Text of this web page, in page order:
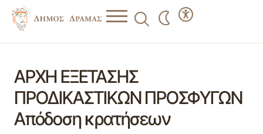
ΑΡΧΗ ΕΞΕΤΑΣΗΣ
ΠΡΟΔΙΚΑΣΤΙΚΩΝ ΠΡΟΣΦΥΓΩΝ
Απόδοση κρατήσεων